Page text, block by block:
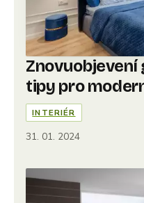
Znovuobjevení
tipy pro
INTERIÉR
31. 01. 2024